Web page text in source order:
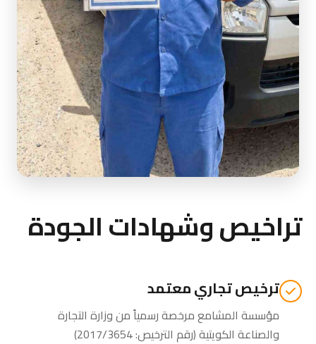
تراخيص وشهادات الجودة
ترخيص تجاري معتمد
مؤسسة المشامع مرخصة رسمياً منوزارة التجارة
والصناعة الكويتية(رقم الترخيص: 2017/3654)